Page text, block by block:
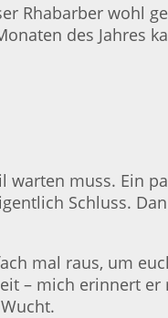
Rhabarber wohl
des Jahres
warten muss. Ein
Schluss.
mal raus, um
– mich erinnert